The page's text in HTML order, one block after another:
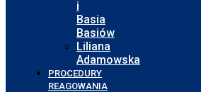
i
Basia
Basiów
Liliana
Adamowska
PROCEDURY
REAGOWANIA